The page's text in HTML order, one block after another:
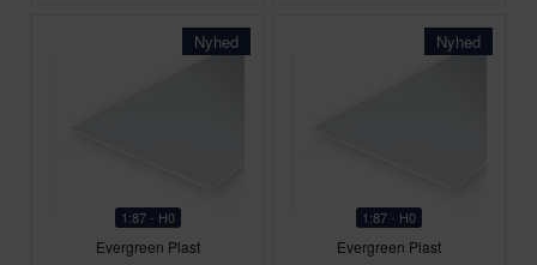
Nyhed
1:87 - H0
Evergreen Plast
Nyhed
1:87 - H0
Evergreen Plast